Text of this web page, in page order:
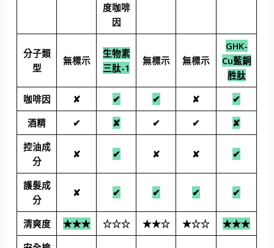
度咖啡
因
分子類
型
無標示
生物素
三肽-1
無標示 無標示
GHK-
Cu藍銅
胜肽
咖啡因
✘ ✔ ✔ ✘
✔
酒精
✔ ✘ ✔ ✔
✘
控油成
分
✘ ✔ ✘ ✘ ✔
護髮成
分
✘ ✔ ✔ ✔ ✔
清爽度 ★★★ ☆☆☆ ★★☆ ★☆☆
★★★